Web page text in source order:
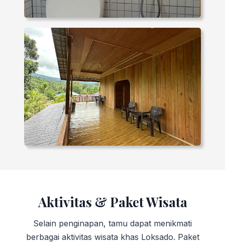
Aktivitas & Paket Wisata
Selain penginapan, tamu dapat menikmati
berbagai aktivitas wisata khas Loksado. Paket